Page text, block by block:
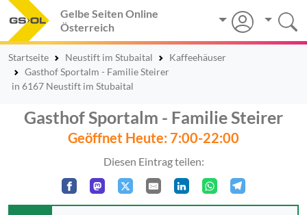
Gelbe Seiten Online
Österreich
Startseite Neustift im Stubaital
Kaffeehäuser
Gasthof Sportalm - Familie Steirer
in 6167 Neustift im Stubaital
Gasthof Sportalm - Familie Steirer
Geöffnet Heute: 7:00-22:00
Diesen Eintrag teilen: